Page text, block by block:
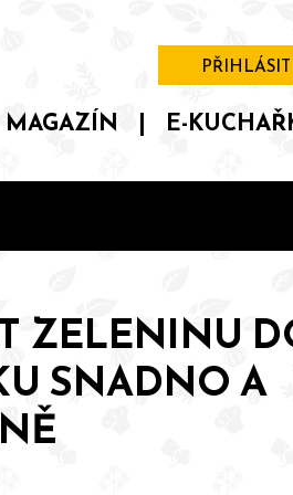
PŘIHLÁSIT
MAGAZÍN | E-
ZELENINU
SNADNO A